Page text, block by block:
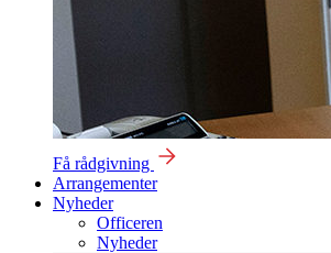
Få rådgivning
Arrangementer
Nyheder
Officeren
Nyheder